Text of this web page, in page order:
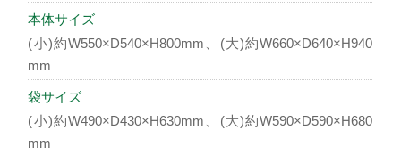
本体サイズ
(小)約W550×D540×H800mm、(大)約W660×D640×H940
mm
袋サイズ
(小)約W490×D430×H630mm、(大)約W590×D590×H680
mm